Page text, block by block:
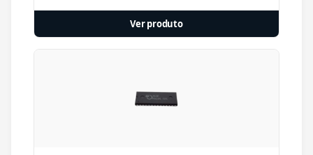
Ver produto